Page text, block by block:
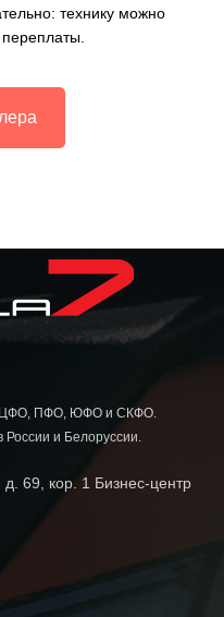
технику можно
ЦФО, ПФО, ЮФО и СКФО.
и Белоруссии.
69, кор. 1 Бизнес-центр